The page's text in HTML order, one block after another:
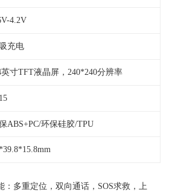
4.2V
充电
英寸TFT液晶屏，240*240分辨率
ABS+PC/环保硅胶/TPU
多重定位，双向通话，SOS求救，上